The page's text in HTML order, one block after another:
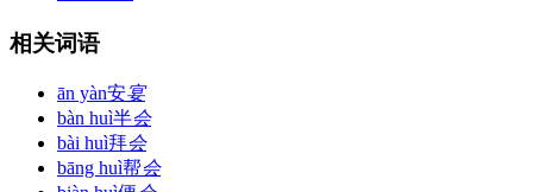
相关词语
ān yàn安宴
bàn huì半会
bài huì拜会
bāng huì帮会